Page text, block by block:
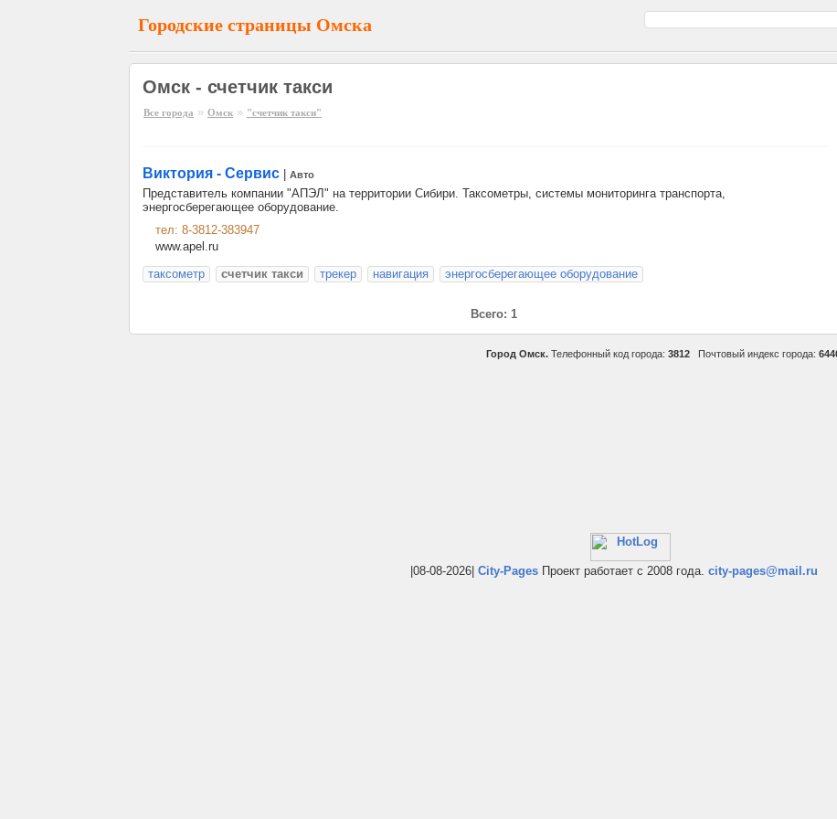
Городские страницы Омска
Омск - счетчик такси
Все города » Омск » "счетчик такси"
Виктория - Сервис Авто
Представитель компании "АПЭЛ" на территории Сибири. Таксометры, системы мониторинга транспорта,
энергосберегающее оборудование.
тел: 8-3812-383947
www.apel.ru
таксометр
счетчик такси трекер навигация энергосберегающее оборудование
Всего: 1
Город Омск. Телефонный код города: 3812 Почтовый индекс города:
|08-08-2026| City-Pages Проект работает с 2008 года. city-pages@mail.ru